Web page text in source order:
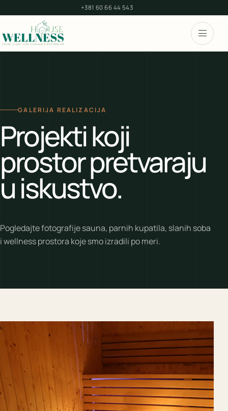
+381 60 66 44 543
GALERIJA REALIZACIJA
Projekti koji
prostor pretvaraju
u iskustvo.
Pogledajte fotografije sauna, parnih kupatila, slanih soba
i wellness prostora koje smo izradili po meri.